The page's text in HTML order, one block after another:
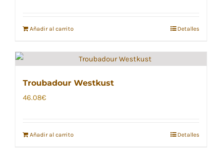
Añadir al carrito Detalles
Troubadour Westkust
46.08€
Añadir al carrito Detalles